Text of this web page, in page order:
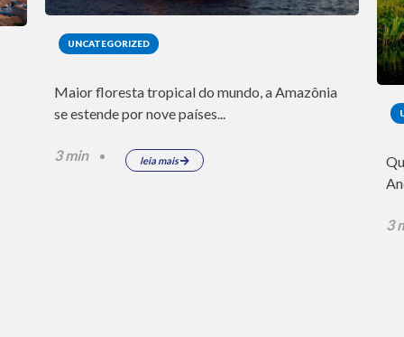
UNCATEGORIZED
Maior floresta tropical do mundo, a Amazônia
se estende por nove países...
3 min leia mais
3